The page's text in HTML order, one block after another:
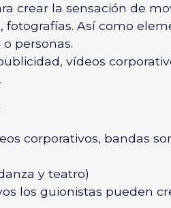
crear la sensación de
fotografías. Así como
personas.
vídeos
corporativos, bandas
y teatro)
los guionistas pueden